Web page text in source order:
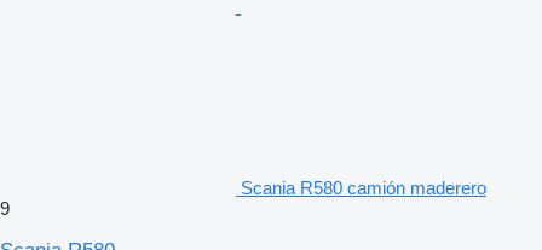
Scania R580 camión maderero
9